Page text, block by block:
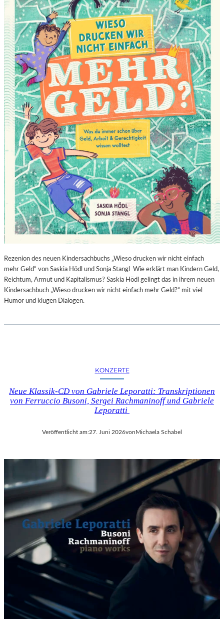
Rezenion des neuen Kindersachbuchs „Wieso drucken wir nicht einfach
mehr Geld“ von Saskia Hödl und Sonja Stangl Wie erklärt man Kindern Geld,
Reichtum, Armut und Kapitalismus? Saskia Hödl gelingt das in ihrem neuen
Kindersachbuch „Wieso drucken wir nicht einfach mehr Geld?“ mit viel
Humor und klugen Dialogen.
KONZERTE
Neue Klassik-CD von Gabriele Leporatti: Transkriptionen
von Ferruccio Busoni, Sergei Rachmaninoff und Gabriele
Leporatti
Veröffentlicht am:27. Juni 2026von Michaela Schabel